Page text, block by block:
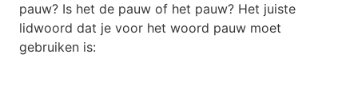
pauw? Is het de pauw of het pauw? Het juiste
lidwoord dat je voor het woord pauw moet
gebruiken is: